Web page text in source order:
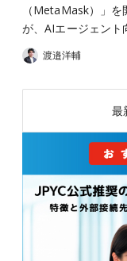
（MetaMask）」
が、AIエージェン
渡邉洋輔
最